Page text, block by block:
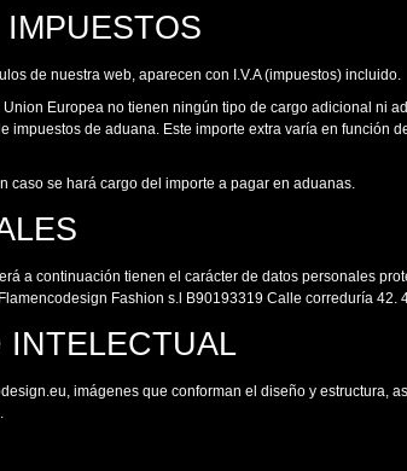
de nuestra web, aparecen con I.V.A (impuestos) incluido.
Europea no tienen ningún tipo de cargo adicional ni
impuestos de aduana. Este importe extra varía en función
caso se hará cargo del importe a pagar en aduanas.
a continuación tienen el carácter de datos personales
Fashion s.l B90193319 Calle correduría 42.
INTELECTUAL
imágenes que conforman el diseño y estructura,